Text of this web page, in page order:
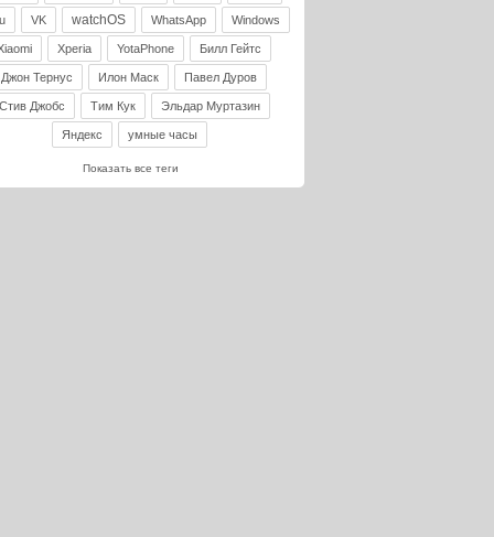
VK watchOS WhatsApp Windows
Xperia YotaPhone Билл Гейтс
Джон Тернус Илон Маск Павел Дуров
Джобс Тим Кук Эльдар Муртазин
Яндекс умные часы
Показать все теги